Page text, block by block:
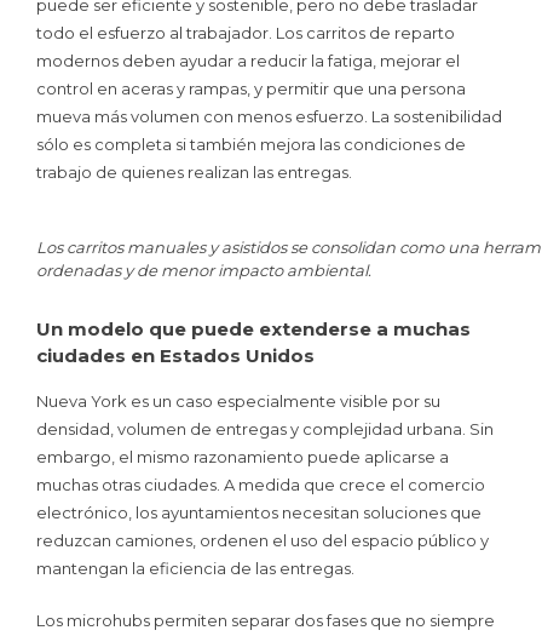
puede ser eficiente y sostenible, pero no debe trasladar
todo el esfuerzo al trabajador. Los carritos de reparto
modernos deben ayudar a reducir la fatiga, mejorar el
control en aceras y rampas, y permitir que una persona
mueva más volumen con menos esfuerzo. La sostenibilidad
sólo es completa si también mejora las condiciones de
trabajo de quienes realizan las entregas.
Los carritos manuales y asistidos se consolidan como una
ordenadas y de menor impacto ambiental.
Un modelo que puede extenderse a muchas
ciudades en Estados Unidos
Nueva York es un caso especialmente visible por su
densidad, volumen de entregas y complejidad urbana. Sin
embargo, el mismo razonamiento puede aplicarse a
muchas otras ciudades. A medida que crece el comercio
electrónico, los ayuntamientos necesitan soluciones que
reduzcan camiones, ordenen el uso del espacio público y
mantengan la eficiencia de las entregas.
Los microhubs permiten separar dos fases que no siempre